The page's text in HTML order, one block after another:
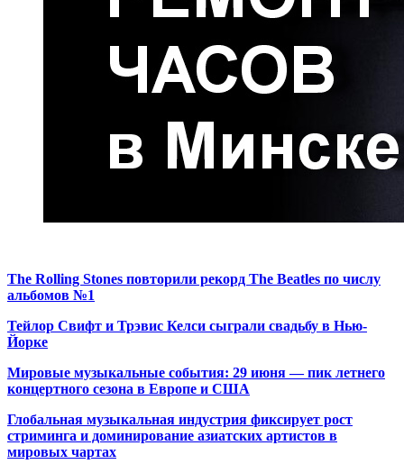
The Rolling Stones повторили рекорд The Beatles по числу
альбомов №1
Тейлор Свифт и Трэвис Келси сыграли свадьбу в Нью-
Йорке
Мировые музыкальные события: 29 июня — пик летнего
концертного сезона в Европе и США
Глобальная музыкальная индустрия фиксирует рост
стриминга и доминирование азиатских артистов в
мировых чартах